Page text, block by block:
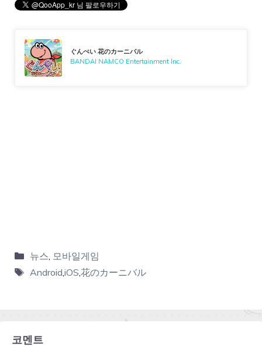
ぐんぺい 花のカーニバル
BANDAI NAMCO Entertainment Inc.
뉴스 모바일게임
Android iOS 花のカーニバル
코멘트